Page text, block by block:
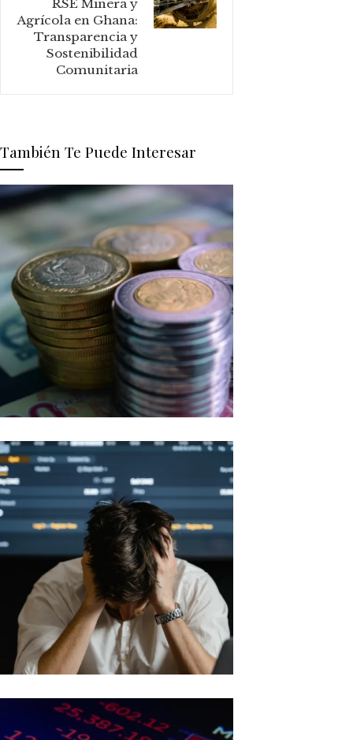
RSE Minera y
Agrícola en Ghana:
Transparencia y
Sostenibilidad
Comunitaria
También Te Puede Interesar